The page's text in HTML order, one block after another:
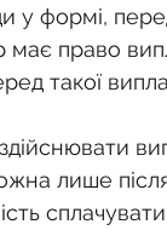
у формі,
право
такої
лише